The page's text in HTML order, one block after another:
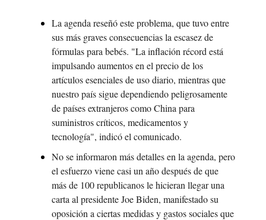
La agenda reseñó este problema, que tuvo entre
sus más graves consecuencias la escasez de
fórmulas para bebés. "La inflación récord está
impulsando aumentos en el precio de los
artículos esenciales de uso diario, mientras que
nuestro país sigue dependiendo peligrosamente
de países extranjeros como China para
suministros críticos, medicamentos y
tecnología", indicó el comunicado.
No se informaron más detalles en la agenda, pero
el esfuerzo viene casi un año después de que
más de 100 republicanos le hicieran llegar una
carta al presidente Joe Biden, manifestado su
oposición a ciertas medidas y gastos sociales que